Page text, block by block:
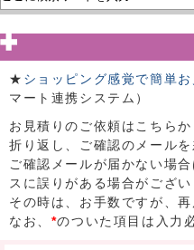
★ ショッピング感覚で簡単
マート連携システム）
お見積りのご依頼はこちらか
折り返し、ご確認のメールを
ご確認メールが届かない場
スに誤りがある場合がござい
その時は、お手数ですが、
なお、 *のついた項目は入力